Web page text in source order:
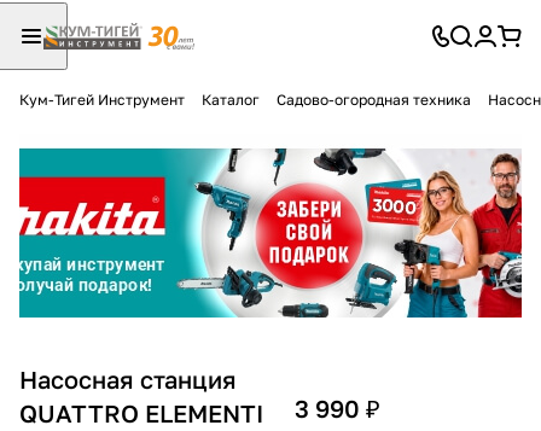
Кум-Тигей Инструмент Каталог Садово-огородная техника
Насосная станция
QUATTRO ELEMENTI
3 990 ₽
Разбейте
оплатуна части
без переплат
График платежей